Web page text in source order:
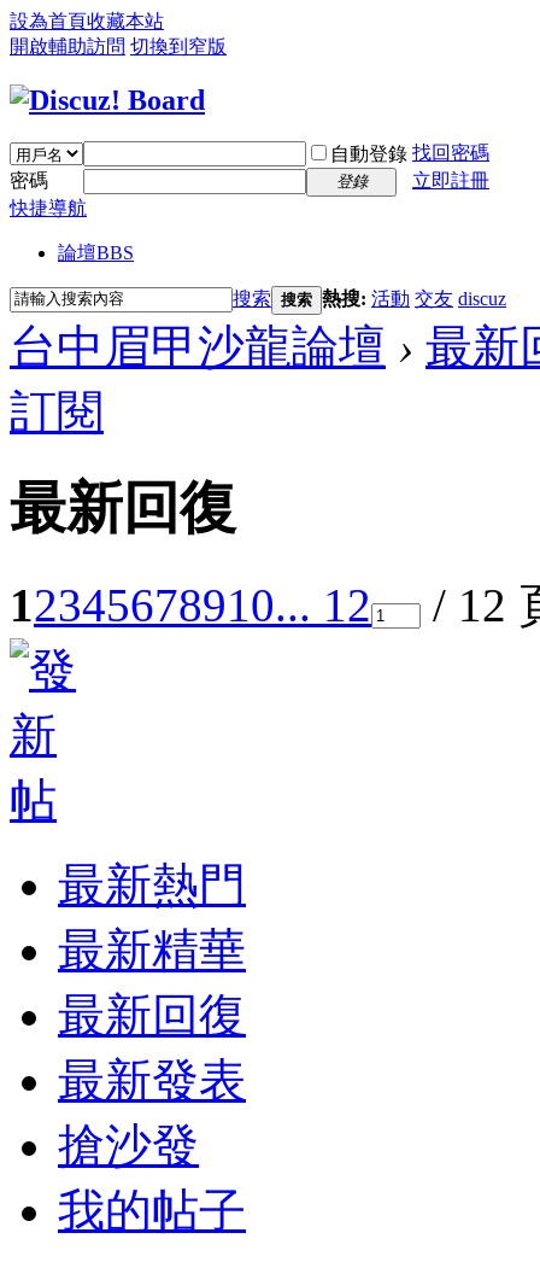
設為首頁收藏本站
開啟輔助訪問 切換到窄版
自動登錄 找回密碼
密碼
登錄
立即註冊
快捷導航
論壇BBS
搜索 搜索 熱搜: 活動 交友 discuz
台中眉甲沙龍論壇 › 最新
訂閱
最新回復
12345678910... 12 / 12
最新熱門
最新精華
最新回復
最新發表
搶沙發
我的帖子